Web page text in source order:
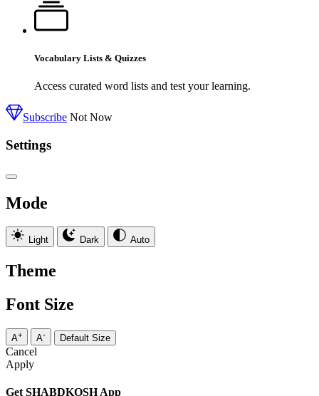
Vocabulary Lists & Quizzes
Access curated word lists and test your learning.
Subscribe Not Now
Settings
Mode
Light Dark Auto
Theme
Font Size
A+ A- Default Size
Cancel
Apply
Get SHABDKOSH App